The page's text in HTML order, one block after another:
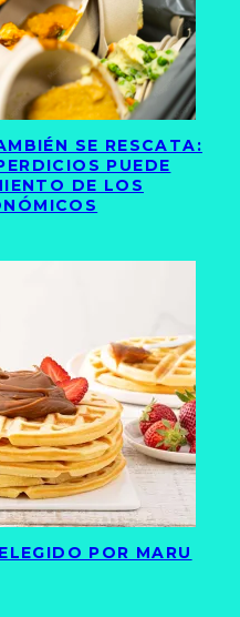
SE RESCATA:
PUEDE
DE LOS
POR MARU